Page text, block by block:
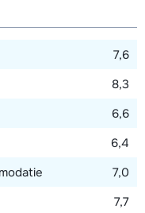
7,6
8,3
6,6
6,4
7,0
7,7